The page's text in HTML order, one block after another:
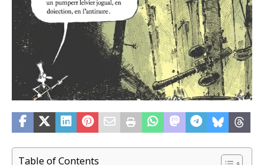
Table of Contents